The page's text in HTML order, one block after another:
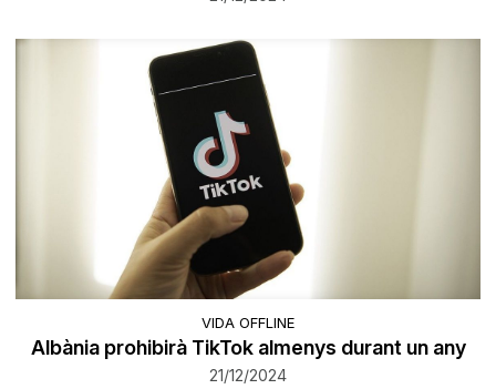
VIDA OFFLINE
Albània prohibirà TikTok almenys durant un any
21/12/2024